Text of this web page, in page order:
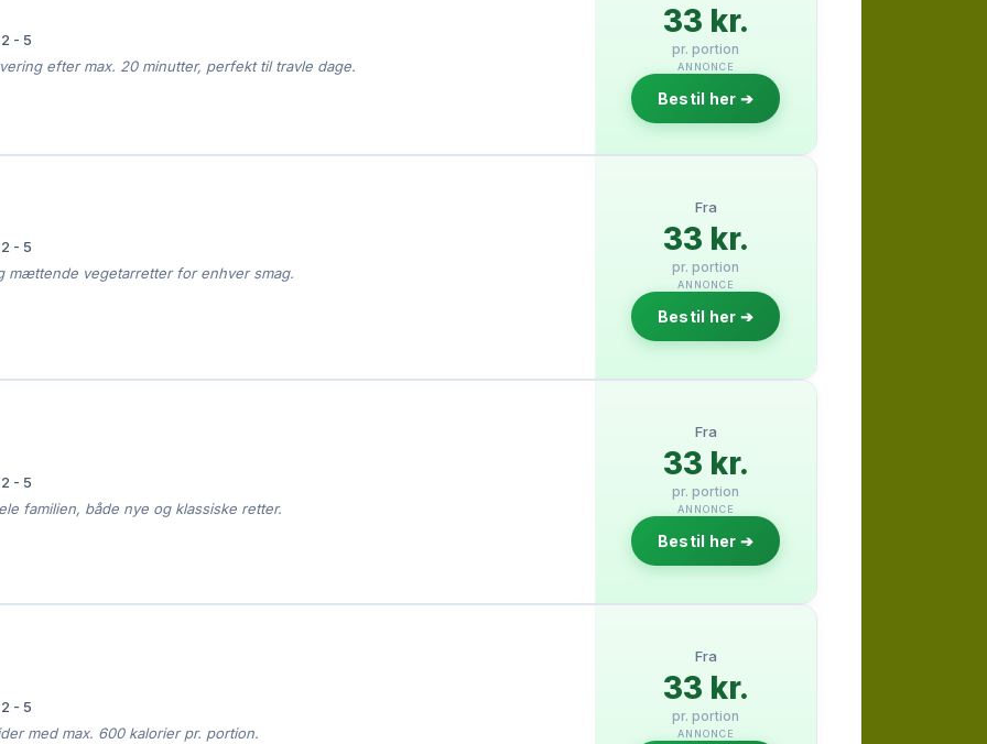
2 - 5
efter max. 20 minutter, perfekt til travle dage.
33 kr.
pr. portion
ANNONCE
Bestil her ➔
2 - 5
mættende vegetarretter for enhver smag.
Fra
33 kr.
pr. portion
ANNONCE
Bestil her ➔
2 - 5
familien, både nye og klassiske retter.
Fra
33 kr.
pr. portion
ANNONCE
Bestil her ➔
2 - 5
med max. 600 kalorier pr. portion.
Fra
33 kr.
pr. portion
ANNONCE